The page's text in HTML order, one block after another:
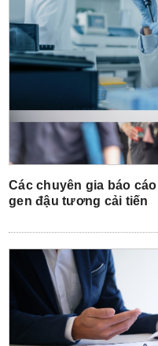
Các chuyên gia báo
gen đậu tương cải tiến